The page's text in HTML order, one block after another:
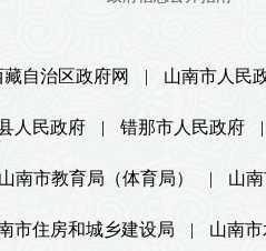
藏自治区政府网 | 山南市人民
人民政府 | 错那市人民政府 |
山南市教育局（体育局） | 山
市住房和城乡建设局 | 山南